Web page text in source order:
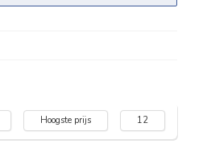
Hoogste prijs 12